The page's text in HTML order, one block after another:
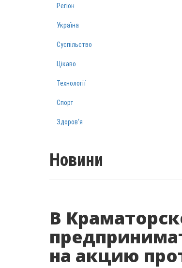
Регіон
Україна
Суспільство
Цікаво
Технології
Спорт
Здоров‘я
Новини
В
на акцию